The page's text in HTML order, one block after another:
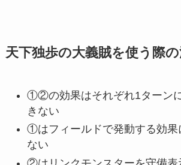
天下独歩の大義賊を使う際
①②の効果はそれぞれ1ターン
きない
①はフィールドで発動する効果
ない